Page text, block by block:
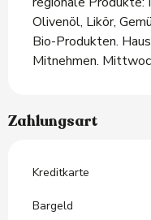
Olivenöl, Likör,
Bio-Produkten.
Mitnehmen.
Zahlungsart
Kreditkarte
Bargeld